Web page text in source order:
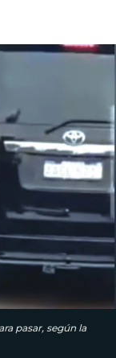
pasar, según la